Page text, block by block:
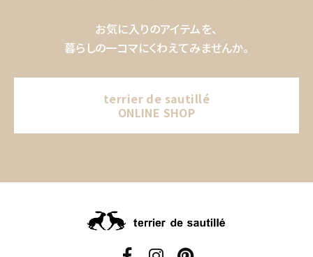
お気に入りのアイテムを、
暮らしの一コマにくわえてみませんか。
terrier de sautillé
ONLINE SHOP